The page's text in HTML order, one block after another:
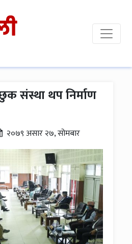
संस्था थप निर्माण
२०७९ असार २७, सोमबार